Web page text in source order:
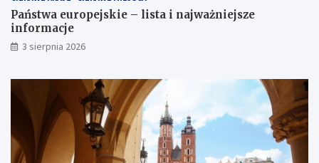
Państwa europejskie – lista i najważniejsze
informacje
3 sierpnia 2026